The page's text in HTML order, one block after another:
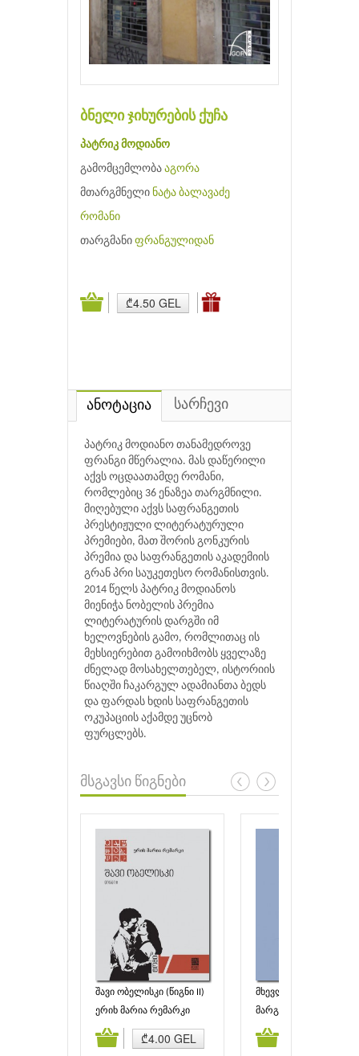
ბნელი ჯიხურების ქუჩა
პატრიკ მოდიანო
გამომცემლობა აგორა
მთარგმნელი ნატა ბალავაძე
რომანი
თარგმანი ფრანგულიდან
₾4.50 GEL
ანოტაცია სარჩევი
პატრიკ მოდიანო თანამედროვე
ფრანგი მწერალია. მას დაწერილი
აქვს ოცდაათამდე რომანი,
რომლებიც 36 ენაზეა თარგმნილი.
მიღებული აქვს საფრანგეთის
პრესტიჟული ლიტერატურული
პრემიები, მათ შორის გონკურის
პრემია და საფრანგეთის აკადემიის
გრან პრი საუკეთესო რომანისთვის.
2014 წელს პატრიკ მოდიანოს
მიენიჭა ნობელის პრემია
ლიტერატურის დარგში იმ
ხელოვნების გამო, რომლითაც ის
მეხსიერებით გამოიხმობს ყველაზე
ძნელად მოსახელთებელ, ისტორიის
წიაღში ჩაკარგულ ადამიანთა ბედს
და ფარდას ხდის საფრანგეთის
ოკუპაციის აქამდე უცნობ
ფურცლებს.
მსგავსი წიგნები
შავი ობელისკი (წიგნი II)
ერიხ მარია რემარკი
₾4.00 GEL
მხევლის წიგნი
მარგარეტ ეტვუდი
კალათაში დამატება კალათაში